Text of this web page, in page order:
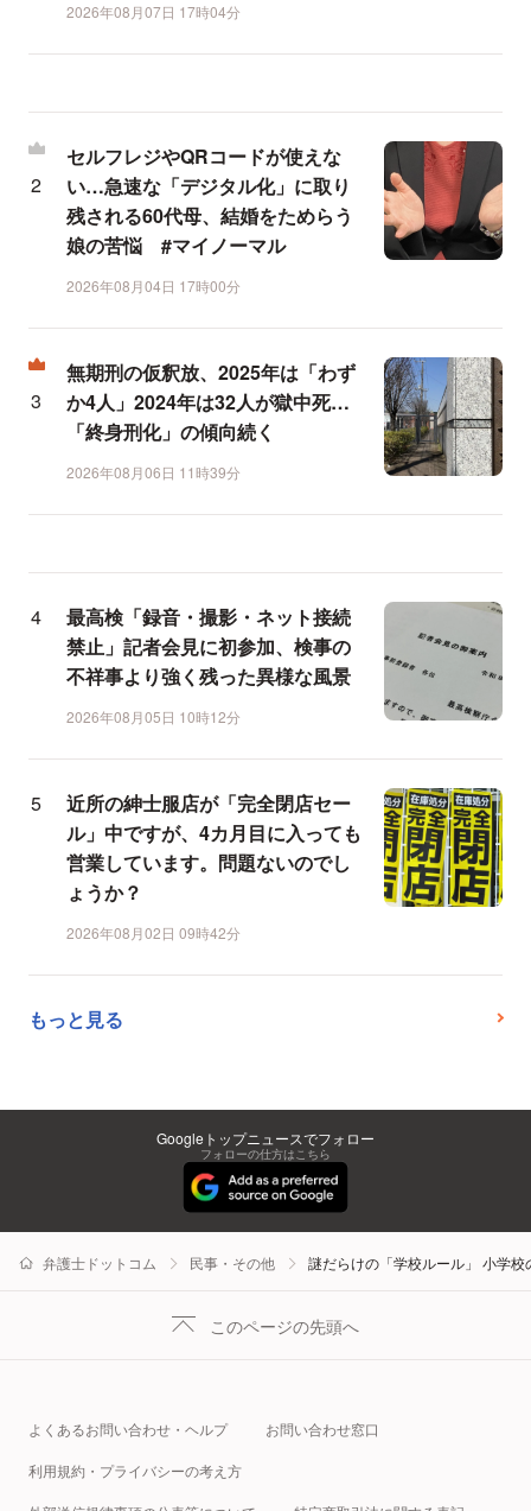
2026年08月07日 17時04分
セルフレジやQRコードが使えな
い…急速な「デジタル化」に取り
残される60代母、結婚をためらう
娘の苦悩 #マイノーマル
2026年08月04日 17時00分
無期刑の仮釈放、2025年は「わず
か4人」2024年は32人が獄中死…
「終身刑化」の傾向続く
2026年08月06日 11時39分
最高検「録音・撮影・ネット接続
禁止」記者会見に初参加、検事の
不祥事より強く残った異様な風景
2026年08月05日 10時12分
近所の紳士服店が「完全閉店セー
ル」中ですが、4カ月目に入っても
営業しています。問題ないのでし
ょうか？
2026年08月02日 09時42分
もっと見る
Googleトップニュースでフォロー
フォローの仕方はこちら
弁護士ドットコム 民事・その他 謎だらけの「学校ルール」 小学
このページの先頭へ
よくあるお問い合わせ・ヘルプ お問い合わせ窓口
利用規約・プライバシーの考え方